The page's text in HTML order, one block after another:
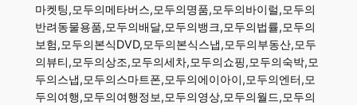
마켓팅,모두의메타버스,모두의명품,모두의바이럴,모두의
반려동물용품,모두의배달,모두의뱅크,모두의법률,모두의
보험,모두의본식DVD,모두의본식스냅,모두의부동산,모두
의뷰티,모두의상조,모두의세차,모두의쇼핑,모두의숙박,모
두의스냅,모두의스마트폰,모두의에이아이,모두의엔터,모
두의여행,모두의여행정보,모두의영상,모두의월드,모두의